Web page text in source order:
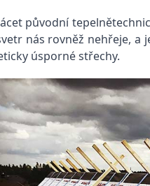
původní
nás rovněž nehřeje, a
úsporné střechy.